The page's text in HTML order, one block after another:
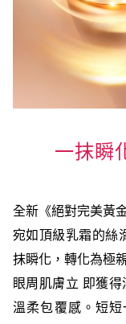
一抹瞬
全新《絕對完美黃
宛如頂級乳霜的絲
抹瞬化，轉化為極
眼周肌膚立 即獲
溫柔包覆感。短